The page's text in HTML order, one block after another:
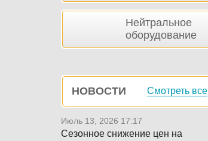
Нейтральное
оборудование
НОВОСТИ Смотреть все
Июль 13, 2026 17:17
Сезонное снижение цен на